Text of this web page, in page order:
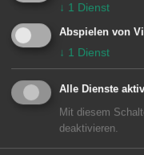
↓ 1 Dienst
Abspielen von
↓ 1 Dienst
Alle Dienste
Mit diesem
deaktivieren.